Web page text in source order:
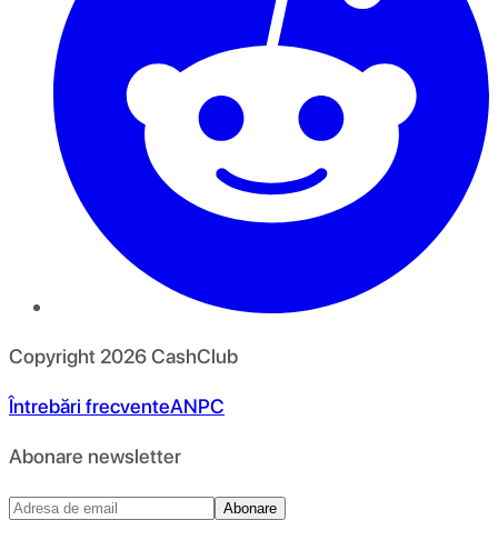
Copyright 2026CashClub
Întrebări frecventeANPC
Abonare newsletter
Abonare